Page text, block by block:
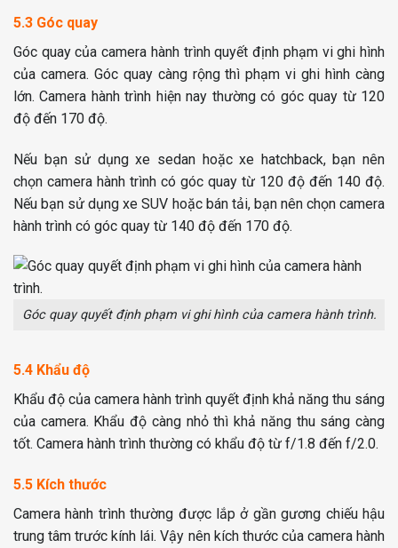
5.3 Góc quay
Góc quay của camera hành trình quyết định phạm vi ghi hình
của camera. Góc quay càng rộng thì phạm vi ghi hình càng
lớn. Camera hành trình hiện nay thường có góc quay từ 120
độ đến 170 độ.
Nếu bạn sử dụng xe sedan hoặc xe hatchback, bạn nên
chọn camera hành trình có góc quay từ 120 độ đến 140 độ.
Nếu bạn sử dụng xe SUV hoặc bán tải, bạn nên chọn camera
hành trình có góc quay từ 140 độ đến 170 độ.
Góc quay quyết định phạm vi ghi hình của camera hành trình.
5.4 Khẩu độ
Khẩu độ của camera hành trình quyết định khả năng thu sáng
của camera. Khẩu độ càng nhỏ thì khả năng thu sáng càng
tốt. Camera hành trình thường có khẩu độ từ f/1.8 đến f/2.0.
5.5 Kích thước
Camera hành trình thường được lắp ở gần gương chiếu hậu
trung tâm trước kính lái. Vậy nên kích thước của camera hành